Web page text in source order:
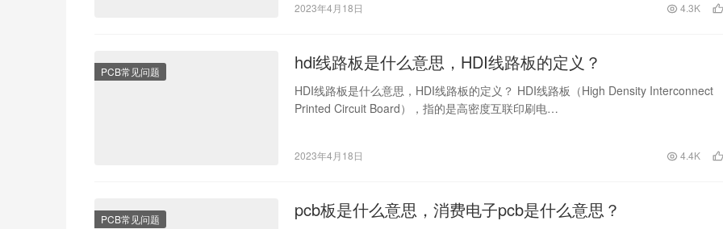
2023年4月18日 4.3K
PCB常见问题 hdi线路板是什么意思，HDI线路板的定义？
HDI线路板是什么意思，HDI线路板的定义？ HDI线路板（High Density Interconnect
Printed Circuit Board），指的是高密度互联印刷电…
2023年4月18日 4.4K
PCB常见问题 pcb板是什么意思，消费电子pcb是什么意思？